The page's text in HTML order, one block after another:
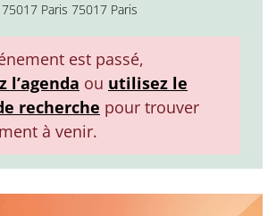
Paris 75017 Paris
est passé,
l’agenda ou utilisez le
recherche pour trouver
à venir.